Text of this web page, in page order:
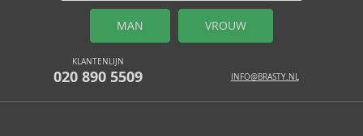
MAN VROUW
KLANTENLIJN
020 890 5509 INFO@BRASTY.NL